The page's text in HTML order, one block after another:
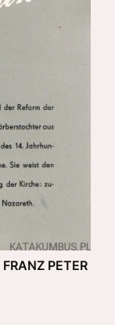
PETER